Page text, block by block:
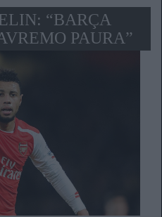
“BARÇA
PAURA”